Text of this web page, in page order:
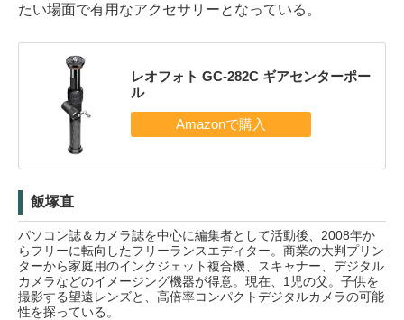
たい場面で有用なアクセサリーとなっている。
レオフォト GC-282C ギアセンターポー
ル
飯塚直
パソコン誌＆カメラ誌を中心に編集者として活動後、2008年か
らフリーに転向したフリーランスエディター。商業の大判プリン
ターから家庭用のインクジェット複合機、スキャナー、デジタル
カメラなどのイメージング機器が得意。現在、1児の父。子供を
撮影する望遠レンズと、高倍率コンパクトデジタルカメラの可能
性を探っている。